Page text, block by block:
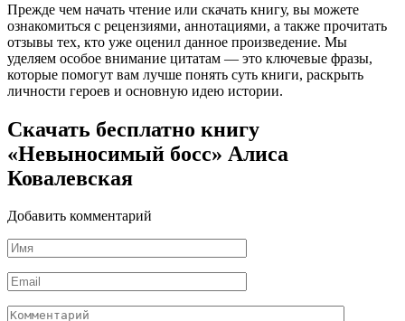
Прежде чем начать чтение или скачать книгу, вы можете
ознакомиться с рецензиями, аннотациями, а также прочитать
отзывы тех, кто уже оценил данное произведение. Мы
уделяем особое внимание цитатам — это ключевые фразы,
которые помогут вам лучше понять суть книги, раскрыть
личности героев и основную идею истории.
Скачать бесплатно книгу
«Невыносимый босс» Алиса
Ковалевская
Добавить комментарий
Имя
*
Email
*
Комментарий